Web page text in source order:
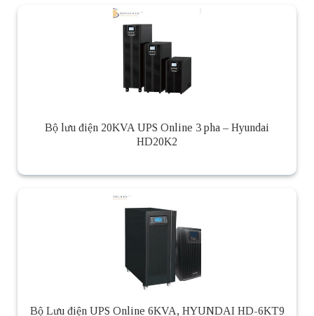
Bộ lưu điện 20KVA UPS Online 3 pha – Hyundai
HD20K2
Bộ Lưu điện UPS Online 6KVA, HYUNDAI HD-6KT9